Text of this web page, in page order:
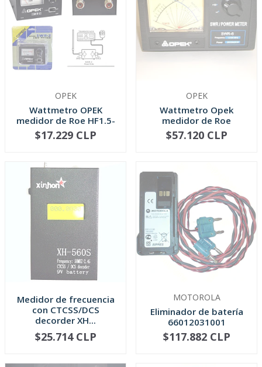
OPEK
Wattmetro OPEK
medidor de Roe HF1.5-
30 MHZ (SWR-2)
NO DISPONIBLE
$17.229 CLP
OPEK
Wattmetro Opek
medidor de Roe
Mod.SWR-6L HF 1.6...
NO DISPONIBLE
$57.120 CLP
Medidor de frecuencia
con CTCSS/DCS
decorder XH...
NO DISPONIBLE
$25.714 CLP
MOTOROLA
Eliminador de batería
66012031001
NO DISPONIBLE
$117.882 CLP